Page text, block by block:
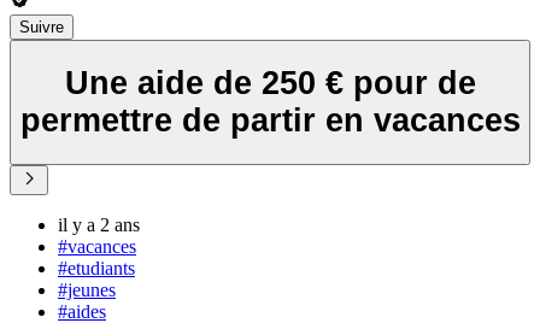
Suivre
Une aide de 250 € pour de
permettre de partir en vacances
il y a 2 ans
#vacances
#etudiants
#jeunes
#aides